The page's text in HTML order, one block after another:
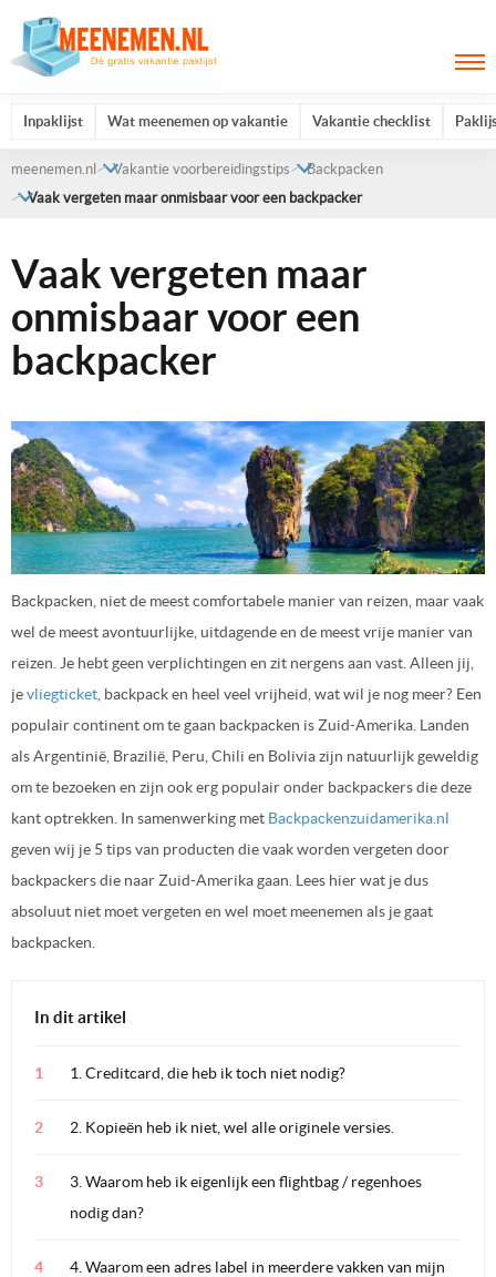
Inpaklijst Wat meenemen op vakantie Vakantie checklist
meenemen.nl Vakantie voorbereidingstips
Backpacken
Vaak vergeten maar onmisbaar voor een backpacker
Vaak vergeten maar
onmisbaar voor een
backpacker
Backpacken, niet de meest comfortabele manier van reizen, maar vaak
wel de meest avontuurlijke, uitdagende en de meest vrije manier van
reizen. Je hebt geen verplichtingen en zit nergens aan vast. Alleen jij,
jevliegticket , backpack en heel veel vrijheid, wat wil je nog meer? Een
populair continent om te gaan backpacken is Zuid-Amerika. Landen
als Argentinië, Brazilië, Peru, Chili en Bolivia zijn natuurlijk geweldig
om te bezoeken en zijn ook erg populair onder backpackers die deze
kant optrekken. In samenwerking met Backpackenzuidamerika.nl
geven wij je 5 tips van producten die vaak worden vergeten door
backpackers die naar Zuid-Amerika gaan. Lees hier wat je dus
absoluut niet moet vergeten en wel moet meenemen als je gaat
backpacken.
In dit artikel
1. Creditcard, die heb ik toch niet nodig?
2. Kopieën heb ik niet, wel alle originele versies.
3. Waarom heb ik eigenlijk een flightbag / regenhoes
nodig dan?
4. Waarom een adres label in meerdere vakken van mijn